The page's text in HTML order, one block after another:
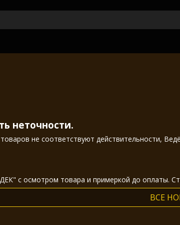
неточности.
не соответствуют действительности,
с осмотром товара и примеркой до оплаты.
ВСЕ